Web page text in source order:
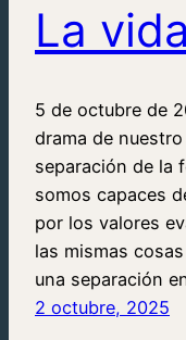
La
5 de octubre de
drama de
separación de la
somos capaces
por los valores
las mismas
una separación
2 octubre, 2025